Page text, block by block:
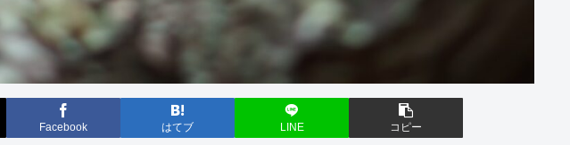
Facebook はてブ LINE コピー